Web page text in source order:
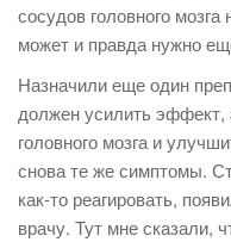
сосудов головного
может и правда нужно
Назначили еще один
должен усилить эффект,
головного мозга и
снова те же симптомы.
как-то реагировать,
врачу. Тут мне сказали,